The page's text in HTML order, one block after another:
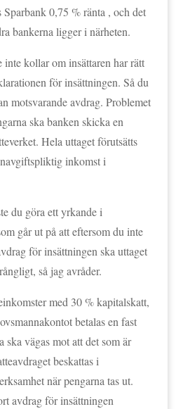
0,75 % ränta , och det
bankerna ligger i närheten.
inte kollar om insättaren har rätt
för insättningen. Så du
motsvarande avdrag. Problemet
ska banken skicka en
Hela uttaget förutsätts
inkomst i
du göra ett yrkande i
går ut på att eftersom du inte
för insättningen ska uttaget
så jag avråder.
med 30 % kapitalskatt,
betalas en fast
vägas mot att det som är
beskattas i
när pengarna tas ut.
avdrag för insättningen